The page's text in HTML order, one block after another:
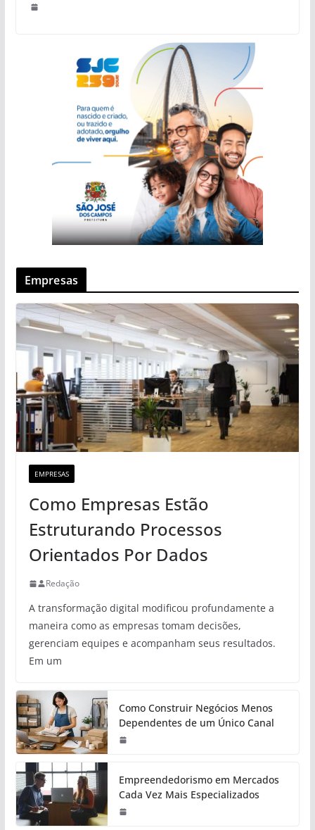
Empresas
EMPRESAS
Como Empresas Estão
Estruturando Processos
Orientados Por Dados
Redação
A transformação digital modificou profundamente a
maneira como as empresas tomam decisões,
gerenciam equipes e acompanham seus resultados.
Em um
Como Construir Negócios Menos
Dependentes de um Único Canal
Empreendedorismo em Mercados
Cada Vez Mais Especializados